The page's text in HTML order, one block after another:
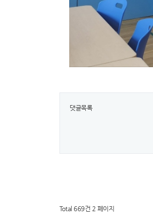
댓글목록
Total 669건 2 페이지